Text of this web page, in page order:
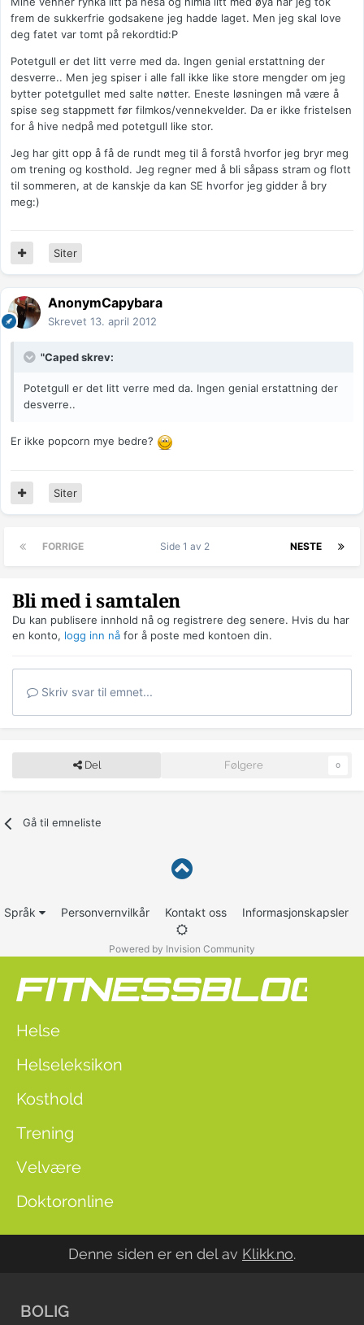
frem de sukkerfrie godsakene jeg hadde laget. Men jeg skal love
deg fatet var tomt på rekordtid:P
Potetgull er det litt verre med da. Ingen genial erstattning der
desverre.. Men jeg spiser i alle fall ikke like store mengder om jeg
bytter potetgullet med salte nøtter. Eneste løsningen må være å
spise seg stappmett før filmkos/vennekvelder. Da er ikke fristelsen
for å hive nedpå med potetgull like stor.
Jeg har gitt opp å få de rundt meg til å forstå hvorfor jeg bryr meg
om trening og kosthold. Jeg regner med å bli såpass stram og flott
til sommeren, at de kanskje da kan SE hvorfor jeg gidder å bry
meg:)
Siter
AnonymCapybara
Skrevet 13. april 2012
"Caped skrev:
Potetgull er det litt verre med da. Ingen genial erstattning der
desverre..
Er ikke popcorn mye bedre?
Siter
FORRIGE NESTE
Side 1 av 2
Bli med i samtalen
Du kan publisere innhold nå og registrere deg senere. Hvis du har
en konto, logg inn nå for å poste med kontoen din.
Skriv svar til emnet...
Del Følgere 0
Gå til emneliste
Språk Personvernvilkår Kontakt oss Informasjonskapsler
Powered by Invision Community
Helse
Helseleksikon
Kosthold
Trening
Velvære
Doktoronline
Denne siden er en del av Klikk.no.
BOLIG